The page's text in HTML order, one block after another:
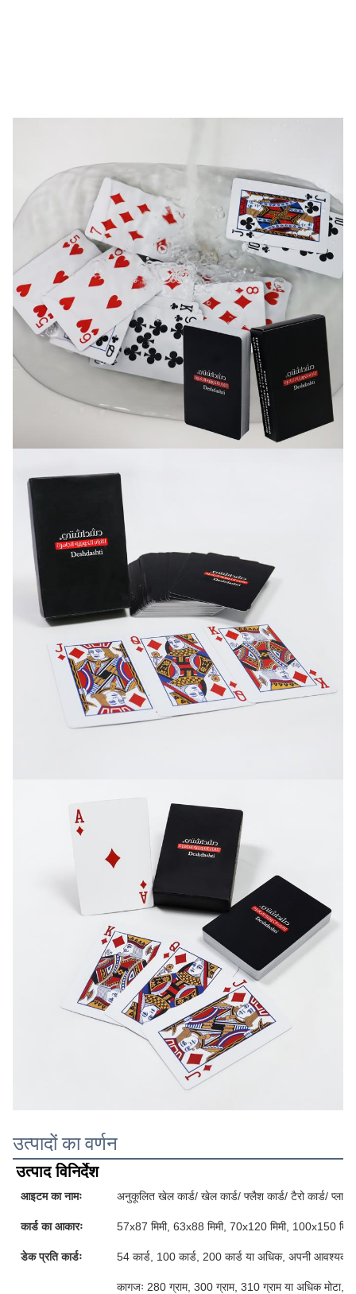
उत्पादों का वर्णन
उत्पाद विनिर्देश
आइटम का नामः अनुकूलित खेल कार्ड/ खेल कार्ड/ फ्लैश कार्ड/ टैरो कार्ड/
कार्ड का आकारः 57x87 मिमी, 63x88 मिमी, 70x120 मिमी, 100x150
डेक प्रति कार्डः 54 कार्ड, 100 कार्ड, 200 कार्ड या अधिक, अपनी
कागजः 280 ग्राम, 300 ग्राम, 310 ग्राम या अधिक मोटा,